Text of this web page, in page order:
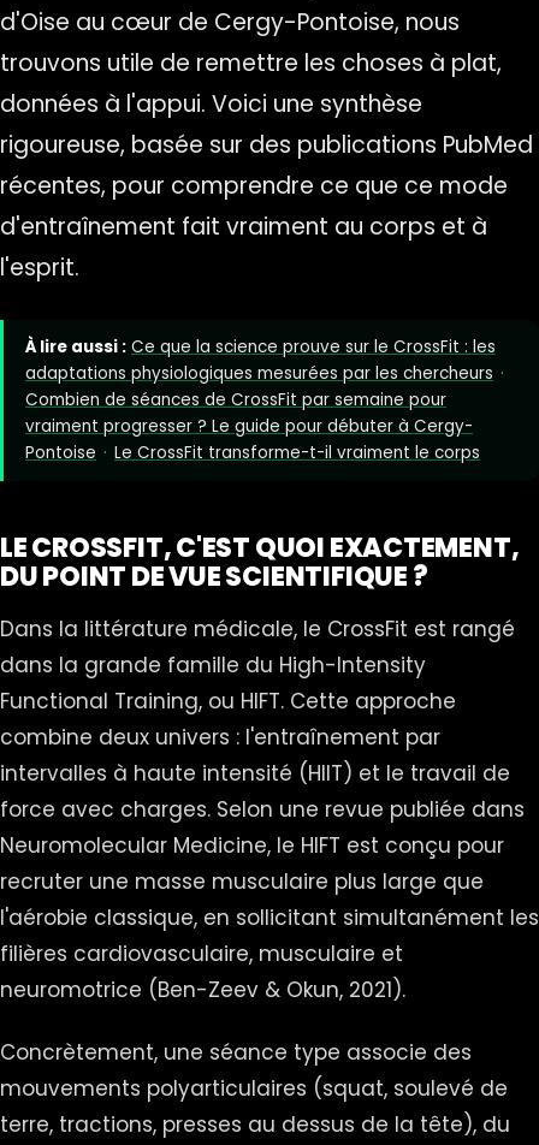
d'Oise au cœur de Cergy-Pontoise, nous
trouvons utile de remettre les choses à plat,
données à l'appui. Voici une synthèse
rigoureuse, basée sur des publications PubMed
récentes, pour comprendre ce que ce mode
d'entraînement fait vraiment au corps et à
l'esprit.
À lire aussi : Ce que la science prouve sur le CrossFit : les
adaptations physiologiques mesurées par les chercheurs ·
Combien de séances de CrossFit par semaine pour
vraiment progresser ? Le guide pour débuter à Cergy-
Pontoise · Le CrossFit transforme-t-il vraiment le corps
LE CROSSFIT, C'EST QUOI EXACTEMENT,
DU POINT DE VUE SCIENTIFIQUE ?
Dans la littérature médicale, le CrossFit est rangé
dans la grande famille du High-Intensity
Functional Training, ou HIFT. Cette approche
combine deux univers : l'entraînement par
intervalles à haute intensité (HIIT) et le travail de
force avec charges. Selon une revue publiée dans
Neuromolecular Medicine, le HIFT est conçu pour
recruter une masse musculaire plus large que
l'aérobie classique, en sollicitant simultanément les
filières cardiovasculaire, musculaire et
neuromotrice (Ben-Zeev & Okun, 2021).
Concrètement, une séance type associe des
mouvements polyarticulaires (squat, soulevé de
terre, tractions, presses au dessus de la tête), du